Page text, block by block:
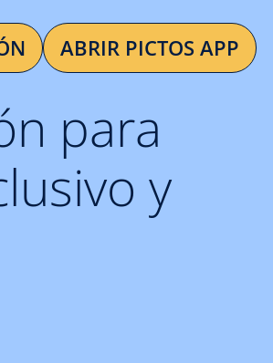
ABRIR PICTOS APP
para
y